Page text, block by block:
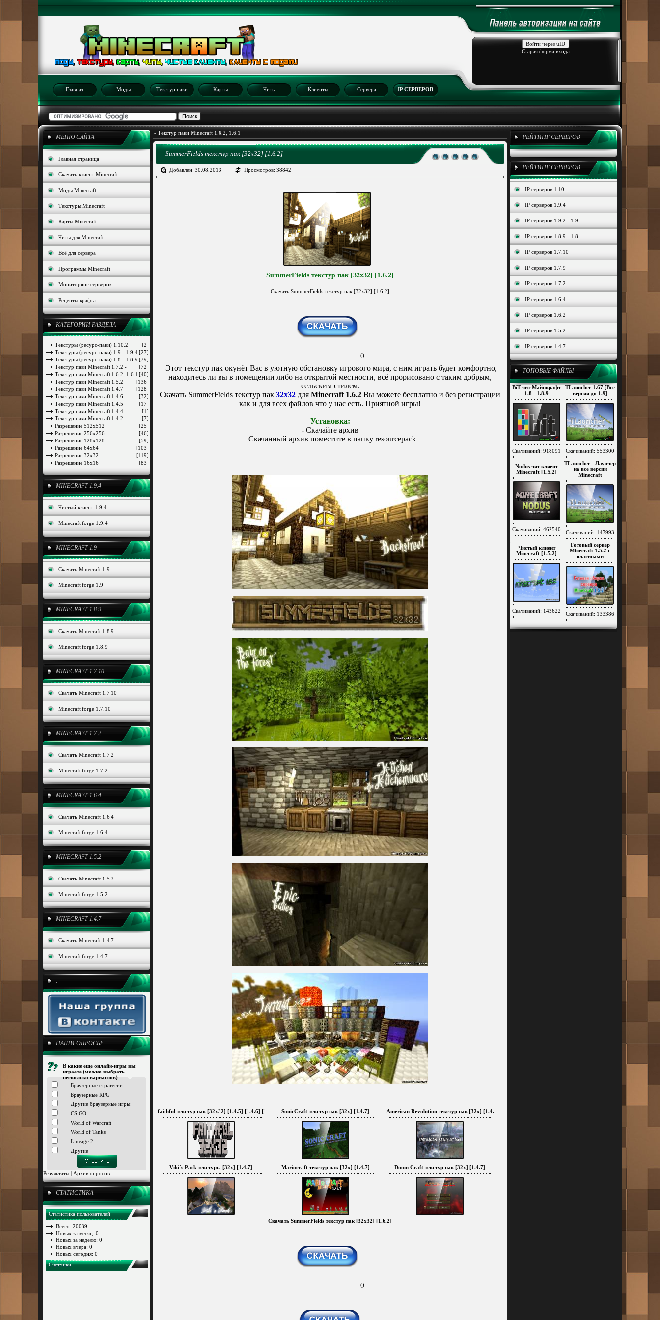
Войти через uID
Старая форма входа
Главная Моды Текстур паки Карты Читы Клиенты Сервера IP СЕРВЕРОВ
МЕНЮ САЙТА
Главная страница
Скачать клиент Minecraft
Моды Minecraft
Текстуры Minecraft
Карты Minecraft
Читы для Minecraft
Всё для сервера
Программы Minecraft
Мониторинг серверов
Рецепты крафта
КАТЕГОРИИ РАЗДЕЛА
[2]
Текстуры (ресурс-паки) 1.10.2
[27]
Текстуры (ресурс-паки) 1.9 - 1.9.4
[79]
Текстуры (ресурс-паки) 1.8 - 1.8.9
[72]
Текстур паки Minecraft 1.7.2 -
1.7.10
[40]
Текстур паки Minecraft 1.6.2, 1.6.1
[136]
Текстур паки Minecraft 1.5.2
[128]
Текстур паки Minecraft 1.4.7
[32]
Текстур паки Minecraft 1.4.6
[17]
Текстур паки Minecraft 1.4.5
[1]
Текстур паки Minecraft 1.4.4
[7]
Текстур паки Minecraft 1.4.2
[25]
Разрешение 512x512
[46]
Разрешение 256x256
[59]
Разрешение 128x128
[103]
Разрешение 64x64
[119]
Разрешение 32x32
[83]
Разрешение 16x16
MINECRAFT 1.9.4
Чистый клиент 1.9.4
Minecraft forge 1.9.4
MINECRAFT 1.9
Скачать Minecraft 1.9
Minecraft forge 1.9
MINECRAFT 1.8.9
Скачать Minecraft 1.8.9
Minecraft forge 1.8.9
MINECRAFT 1.7.10
Скачать Minecraft 1.7.10
Minecraft forge 1.7.10
MINECRAFT 1.7.2
Скачать Minecraft 1.7.2
Minecraft forge 1.7.2
MINECRAFT 1.6.4
Скачать Minecraft 1.6.4
Minecraft forge 1.6.4
MINECRAFT 1.5.2
Скачать Minecraft 1.5.2
Minecraft forge 1.5.2
MINECRAFT 1.4.7
Скачать Minecraft 1.4.7
Minecraft forge 1.4.7
.
НАШИ ОПРОСЫ:
В какие еще онлайн-игры вы
играете (можно выбрать
несколько вариантов)
Браузерные стратегии
Браузерные RPG
Другие браузерные игры
CS:GO
World of Warcraft
World of Tanks
Lineage 2
Другие
Результаты | Архив опросов
СТАТИСТИКА
Статистика пользователей
Всего: 20039
Новых за месяц: 0
Новых за неделю: 0
Новых вчера: 0
Новых сегодня: 0
Счетчики
РЕЙТИНГ СЕРВЕРОВ
РЕЙТИНГ СЕРВЕРОВ
IP серверов 1.10
IP серверов 1.9.4
IP серверов 1.9.2 - 1.9
IP серверов 1.8.9 - 1.8
IP серверов 1.7.10
IP серверов 1.7.9
IP серверов 1.7.2
IP серверов 1.6.4
IP серверов 1.6.2
IP серверов 1.5.2
IP серверов 1.4.7
ТОПОВЫЕ ФАЙЛЫ
BiT чит Майнкрафт
1.8 - 1.8.9
Скачиваний: 918091
TLauncher 1.67 [Все
версии до 1.9]
Скачиваний: 553300
Nodus чит клиент
Minecraft [1.5.2]
Скачиваний: 462540
TLauncher - Лаунчер
на все версии
Minecraft
Скачиваний: 147993
Чистый клиент
Minecraft [1.5.2]
Скачиваний: 143622
Готовый сервер
Minecraft 1.5.2 c
плагинами
Скачиваний: 133386
» Текстур паки Minecraft 1.6.2, 1.6.1
SummerFields текстур пак [32x32] [1.6.2]
Добавлен: 30.08.2013 Просмотров: 38842
SummerFields текстур пак [32x32] [1.6.2]
Скачать SummerFields текстур пак [32x32] [1.6.2]
()
Этот текстур пак окунёт Вас в уютную обстановку игрового мира, с ним играть будет комфортно,
находитесь ли вы в помещении либо на открытой местности, всё прорисовано с таким добрым,
сельским стилем.
Скачать SummerFields текстур пак 32x32 для Minecraft 1.6.2 Вы можете бесплатно и без регистрации
как и для всех файлов что у нас есть. Приятной игры!
Установка:
- Скачайте архив
- Скачанный архив поместите в папку resourcepack
faithful текстур пак [32x32] [1.4.5] [1.4.6] [1.4.7] SonicCraft текстур пак [32x] [1.4.7] American Revolution текстур пак [32x] [1.4.7]
Viki´s Pack текстуры [32x] [1.4.7] Mariocraft текстур пак [32x] [1.4.7] Doom Craft текстур пак [32x] [1.4.7]
Скачать SummerFields текстур пак [32x32] [1.6.2]
()